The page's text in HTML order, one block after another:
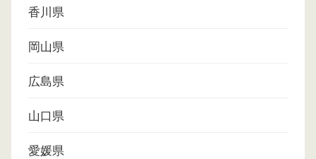
香川県
岡山県
広島県
山口県
愛媛県